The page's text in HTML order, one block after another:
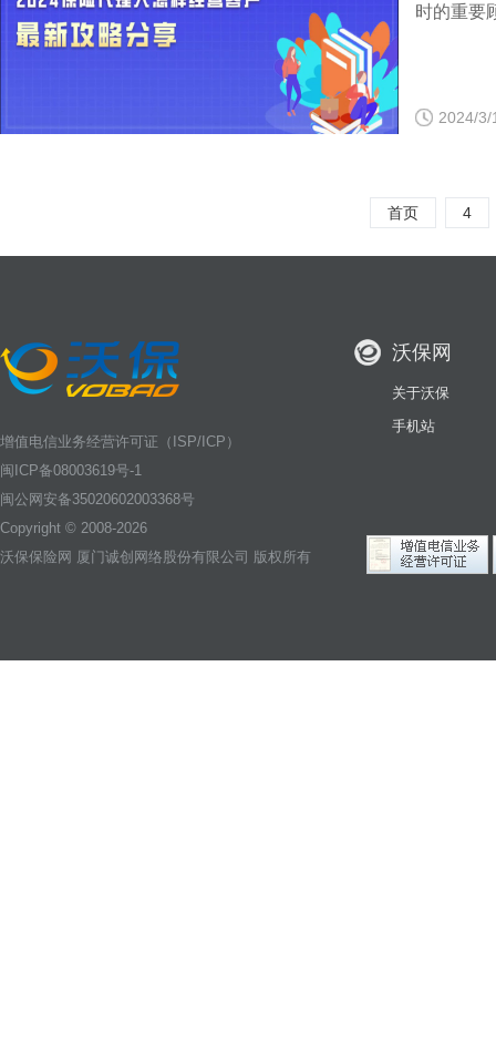
时的重要
2024/
首页 4
增值电信业务经营许可证（ISP/ICP）
闽ICP备08003619号-1
闽公网安备35020602003368号
Copyright © 2008-2026
沃保保险网 厦门诚创网络股份有限公司 版权所有
沃保网
关于沃保
手机站